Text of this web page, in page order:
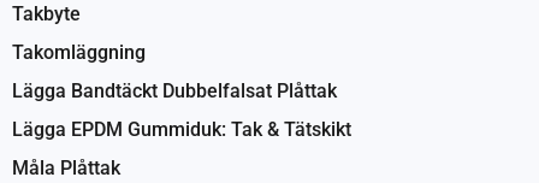
Takbyte
Takomläggning
Lägga Bandtäckt Dubbelfalsat Plåttak
Lägga EPDM Gummiduk: Tak & Tätskikt
Måla Plåttak